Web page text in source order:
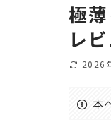
極
レ
2026
本